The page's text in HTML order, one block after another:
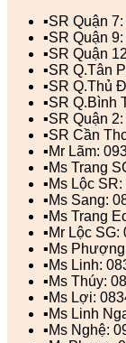
▪️SR Quận
▪️SR Quận
▪️SR Quận
▪️SR Q.Tân
▪️SR Q.Thủ
▪️SR Q.Bình
▪️SR Quận
▪️SR Cần
▪️Mr Lãm:
▪️Ms Trang
▪️Ms Lộc
▪️Ms Sang:
▪️Ms Trang
▪️Mr Lộc SG:
▪️Ms
▪️Ms Linh:
▪️Ms Thúy:
▪️Ms Lợi:
▪️Ms Linh
▪️Ms Nghệ: